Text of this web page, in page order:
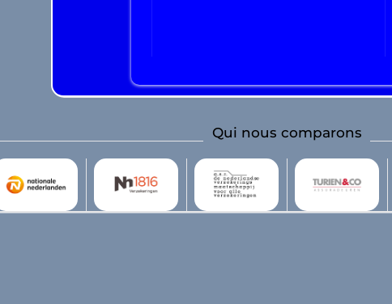
Qui nous comparons